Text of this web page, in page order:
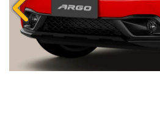
Anterior